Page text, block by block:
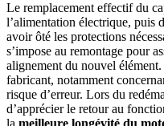
Le remplacement effectif du
l’alimentation électrique, puis
avoir ôté les protections
s’impose au remontage pour
alignement du nouvel
fabricant, notamment
risque d’erreur. Lors du
d’apprécier le retour au